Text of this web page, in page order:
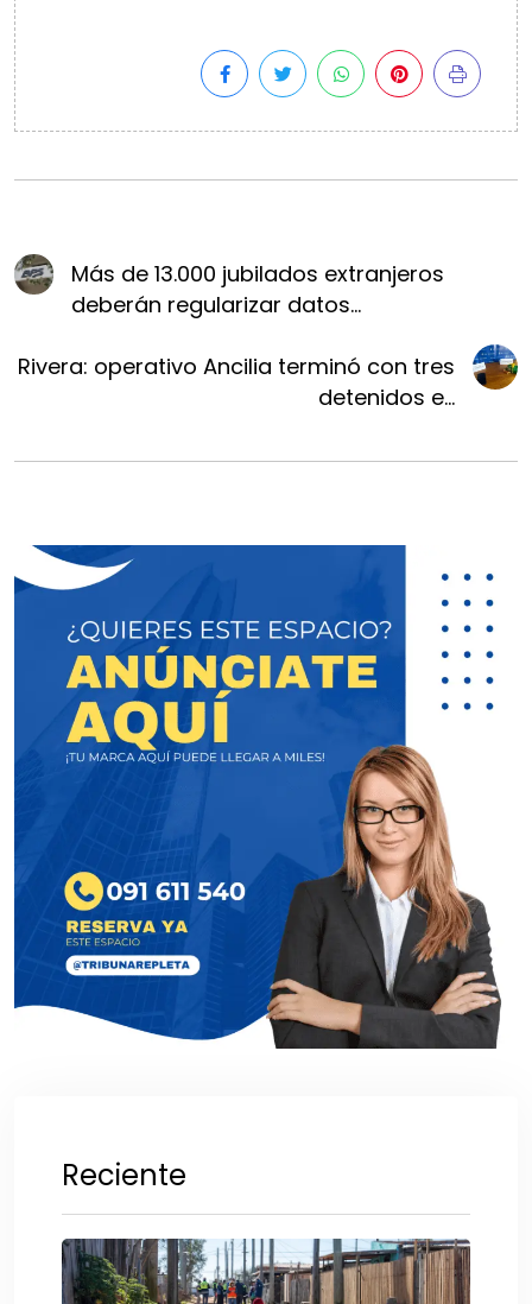
Más de 13.000 jubilados extranjeros
deberán regularizar datos...
Rivera: operativo Ancilia terminó con tres
detenidos e...
Reciente